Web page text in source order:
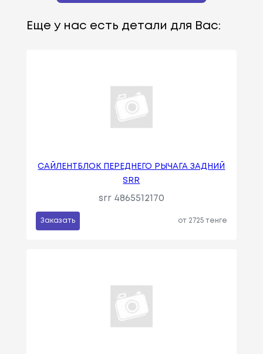
Еще у нас есть детали для Вас:
САЙЛЕНТБЛОК ПЕРЕДНЕГО РЫЧАГА ЗАДНИЙ
SRR
srr 4865512170
Заказать от 2725 тенге